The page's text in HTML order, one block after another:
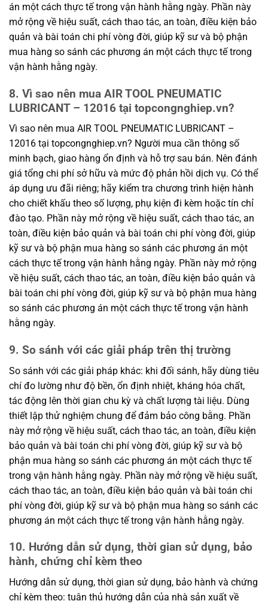
án một cách thực tế trong vận hành hằng ngày. Phần này
mở rộng về hiệu suất, cách thao tác, an toàn, điều kiện bảo
quản và bài toán chi phí vòng đời, giúp kỹ sư và bộ phận
mua hàng so sánh các phương án một cách thực tế trong
vận hành hằng ngày.
8. Vì sao nên mua AIR TOOL PNEUMATIC
LUBRICANT – 12016 tại topcongnghiep.vn?
Vì sao nên mua AIR TOOL PNEUMATIC LUBRICANT –
12016 tại topcongnghiep.vn? Người mua cần thông số
minh bạch, giao hàng ổn định và hỗ trợ sau bán. Nên đánh
giá tổng chi phí sở hữu và mức độ phản hồi dịch vụ. Có thể
áp dụng ưu đãi riêng; hãy kiểm tra chương trình hiện hành
cho chiết khấu theo số lượng, phụ kiện đi kèm hoặc tín chỉ
đào tạo. Phần này mở rộng về hiệu suất, cách thao tác, an
toàn, điều kiện bảo quản và bài toán chi phí vòng đời, giúp
kỹ sư và bộ phận mua hàng so sánh các phương án một
cách thực tế trong vận hành hằng ngày. Phần này mở rộng
về hiệu suất, cách thao tác, an toàn, điều kiện bảo quản và
bài toán chi phí vòng đời, giúp kỹ sư và bộ phận mua hàng
so sánh các phương án một cách thực tế trong vận hành
hằng ngày.
9. So sánh với các giải pháp trên thị trường
So sánh với các giải pháp khác: khi đối sánh, hãy dùng tiêu
chí đo lường như độ bền, ổn định nhiệt, kháng hóa chất,
tác động lên thời gian chu kỳ và chất lượng tài liệu. Dùng
thiết lập thử nghiệm chung để đảm bảo công bằng. Phần
này mở rộng về hiệu suất, cách thao tác, an toàn, điều kiện
bảo quản và bài toán chi phí vòng đời, giúp kỹ sư và bộ
phận mua hàng so sánh các phương án một cách thực tế
trong vận hành hằng ngày. Phần này mở rộng về hiệu suất,
cách thao tác, an toàn, điều kiện bảo quản và bài toán chi
phí vòng đời, giúp kỹ sư và bộ phận mua hàng so sánh các
phương án một cách thực tế trong vận hành hằng ngày.
10. Hướng dẫn sử dụng, thời gian sử dụng, bảo
hành, chứng chỉ kèm theo
Hướng dẫn sử dụng, thời gian sử dụng, bảo hành và chứng
chỉ kèm theo: tuân thủ hướng dẫn của nhà sản xuất về